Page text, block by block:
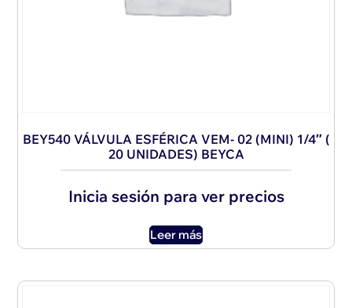
BEY540 VÁLVULA ESFÉRICA VEM- 02 (MINI) 1/4″ (
20 UNIDADES) BEYCA
Inicia sesión para ver precios
Leer más